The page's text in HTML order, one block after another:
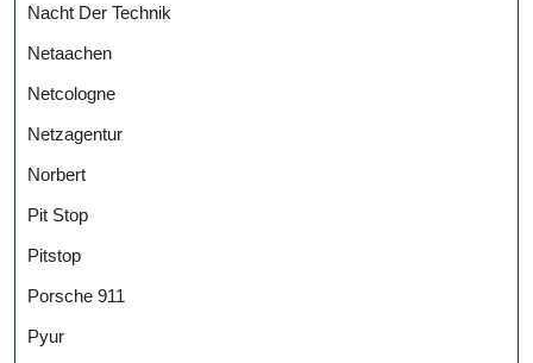
Nacht Der Technik
Netaachen
Netcologne
Netzagentur
Norbert
Pit Stop
Pitstop
Porsche 911
Pyur